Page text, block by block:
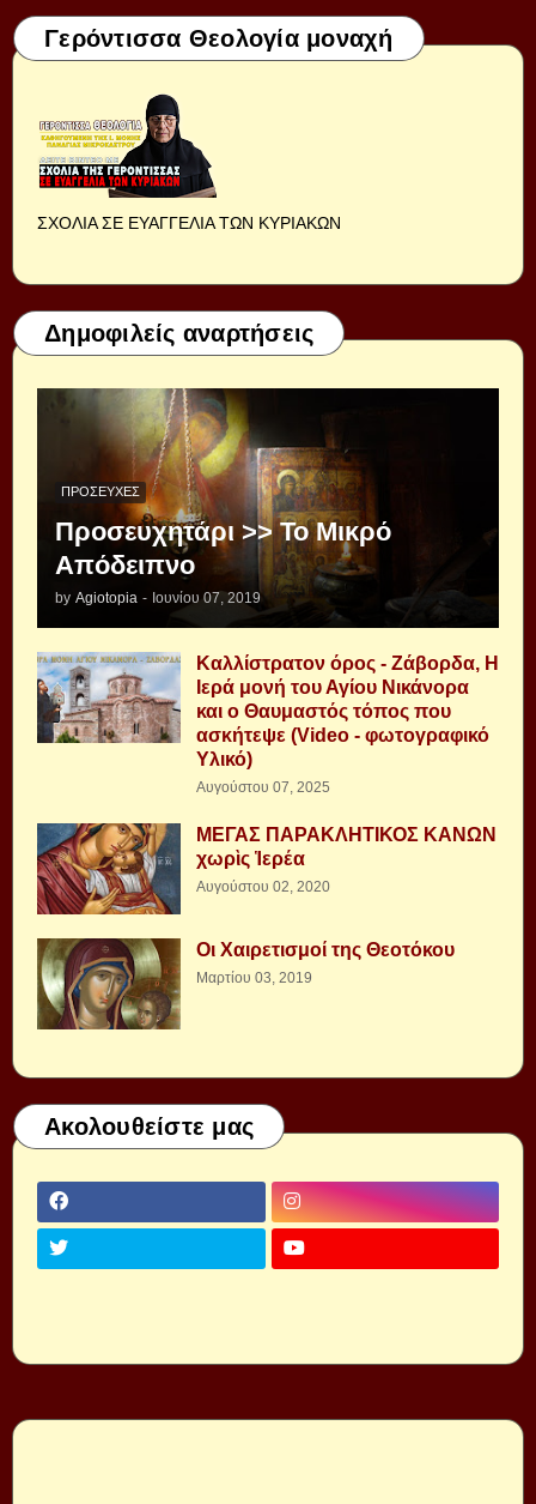
Γερόντισσα Θεολογία μοναχή
ΣΧΟΛΙΑ ΣΕ ΕΥΑΓΓΕΛΙΑ ΤΩΝ ΚΥΡΙΑΚΩΝ
Δημοφιλείς αναρτήσεις
ΠΡΟΣΕΥΧΈΣ
Προσευχητάρι >> Το Μικρό
Απόδειπνο
by Agiotopia - Ιουνίου 07, 2019
Καλλίστρατον όρος - Ζάβορδα, Η
Ιερά μονή του Αγίου Νικάνορα
και ο Θαυμαστός τόπος που
ασκήτεψε (Video - φωτογραφικό
Υλικό)
Αυγούστου 07, 2025
ΜΕΓΑΣ ΠΑΡΑΚΛΗΤΙΚΟΣ ΚΑΝΩΝ
χωρὶς Ἱερέα
Αυγούστου 02, 2020
Οι Χαιρετισμοί της Θεοτόκου
Μαρτίου 03, 2019
Ακολουθείστε μας